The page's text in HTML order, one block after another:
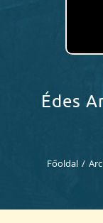
Kollégium
Diákjaink
Édes
Főoldal /